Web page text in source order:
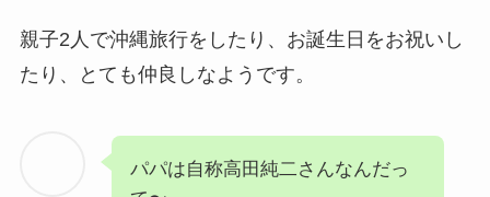
親子2人で沖縄旅行をしたり、お誕生日をお祝いし
たり、とても仲良しなようです。
パパは自称高田純二さんなんだっ